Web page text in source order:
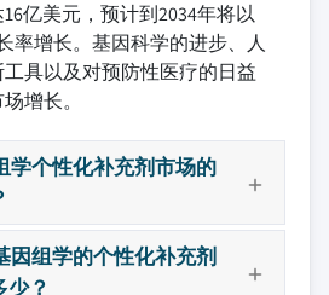
亿美元，预计到2034年将以
率增长。基因科学的进步、人
具以及对预防性医疗的日益
增长。
学个性化补充剂市场的
因组学的个性化补充剂
？